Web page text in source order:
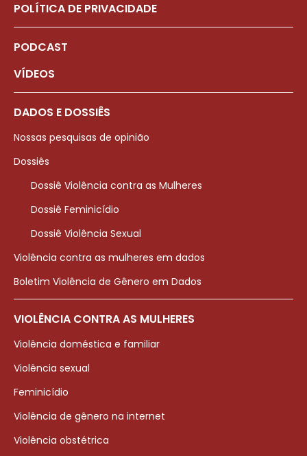
POLÍTICA DE PRIVACIDADE
PODCAST
VÍDEOS
DADOS E DOSSIÊS
Nossas pesquisas de opinião
Dossiês
Dossiê Violência contra as Mulheres
Dossiê Feminicídio
Dossiê Violência Sexual
Violência contra as mulheres em dados
Boletim Violência de Gênero em Dados
VIOLÊNCIA CONTRA AS MULHERES
Violência doméstica e familiar
Violência sexual
Feminicídio
Violência de gênero na internet
Violência obstétrica